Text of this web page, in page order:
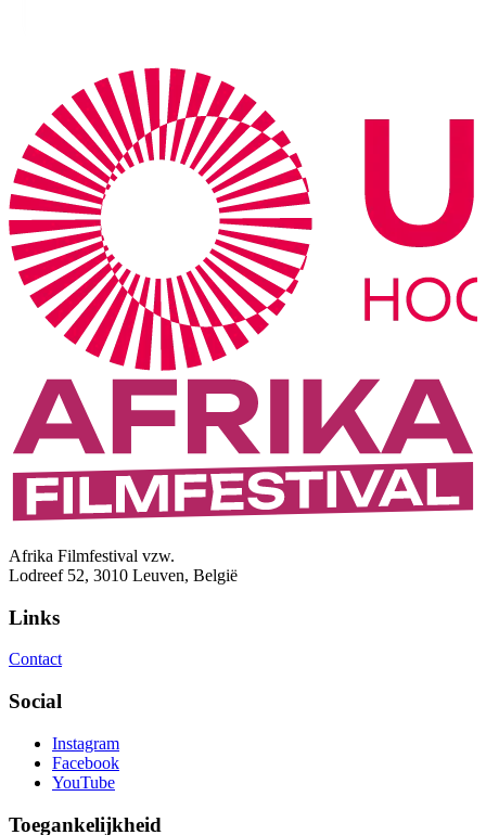
Afrika Filmfestival vzw.
Lodreef 52, 3010 Leuven, België
Links
Contact
Social
Instagram
Facebook
YouTube
Toegankelijkheid